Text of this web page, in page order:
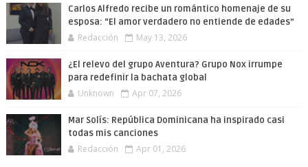
Carlos Alfredo recibe un romántico homenaje de su
esposa: “El amor verdadero no entiende de edades”
Redacción May 13, 2026
¿El relevo del grupo Aventura? Grupo Nox irrumpe
para redefinir la bachata global
Unknown Apr 07, 2026
Mar Solís: República Dominicana ha inspirado casi
todas mis canciones
Redacción Apr 01, 2026